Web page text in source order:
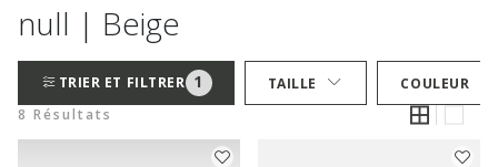
null | Beige
TRIER ET FILTRER 1 TAILLE
COULEUR
8 Résultats